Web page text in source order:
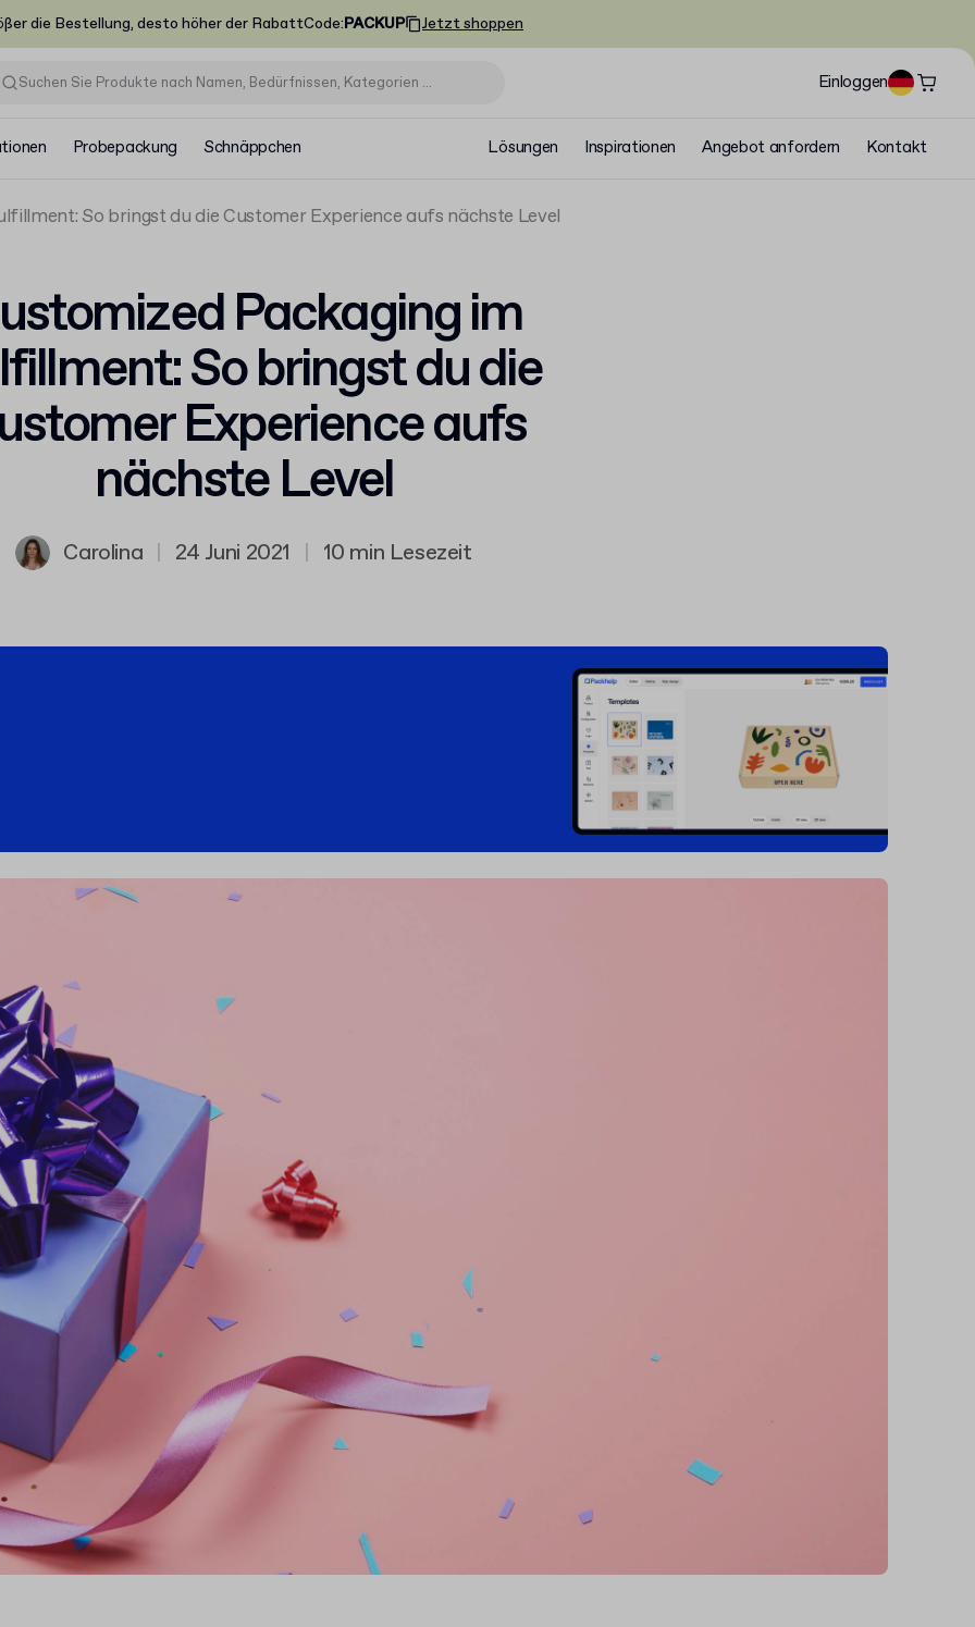
die Bestellung, desto höher der RabattCode:PACKUP Jetzt shoppen
Einloggen
Probepackung Schnäppchen Lösungen Inspirationen Angebot anfordern Kontakt
So bringst du die Customer Experience aufs nächste Level
Packaging im
So bringst du die
Experience aufs
nächste Level
Carolina | 24 Juni 2021 | 10 min Lesezeit